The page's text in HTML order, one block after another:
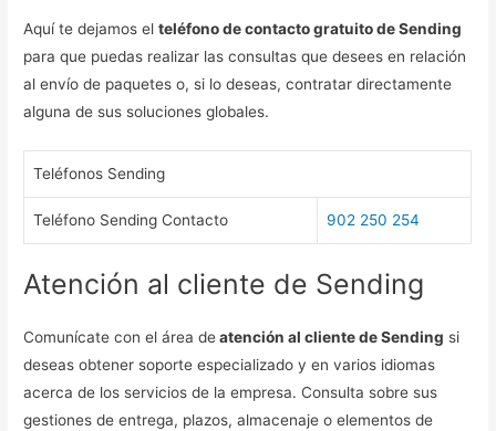
Aquí te dejamos elteléfono de contacto gratuito de Sending
para que puedas realizar las consultas que desees en relación
al envío de paquetes o, si lo deseas, contratar directamente
alguna de sus soluciones globales.
Teléfonos Sending
Teléfono Sending Contacto 902 250 254
Atención al cliente de Sending
Comunícate con el área deatención al cliente de Sending si
deseas obtener soporte especializado y en varios idiomas
acerca de los servicios de la empresa. Consulta sobre sus
gestiones de entrega, plazos, almacenaje o elementos de